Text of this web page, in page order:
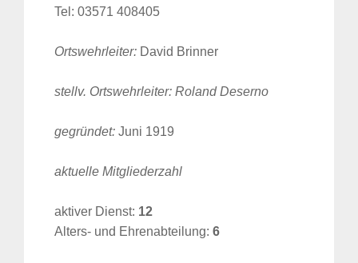
Tel: 03571 408405
Ortswehrleiter: David Brinner
stellv. Ortswehrleiter: Roland Deserno
gegründet: Juni 1919
aktuelle Mitgliederzahl
aktiver Dienst: 12
Alters- und Ehrenabteilung: 6